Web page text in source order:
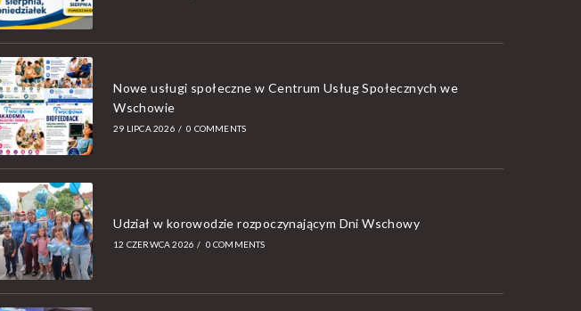
Nowe usługi społeczne w Centrum Usług Społecznych we
Wschowie
29 LIPCA 2026 / 0 COMMENTS
Udział w korowodzie rozpoczynającym Dni Wschowy
12 CZERWCA 2026 / 0 COMMENTS